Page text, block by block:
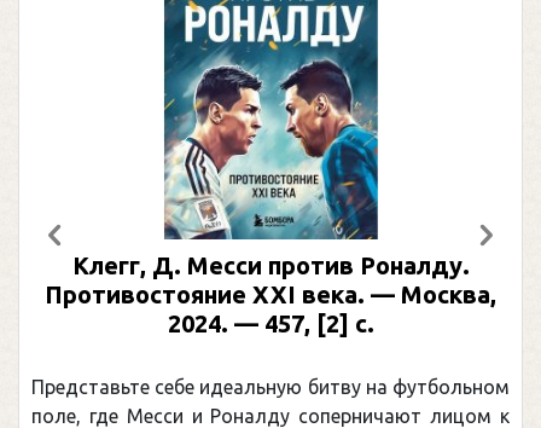
Клегг, Д. Месси против Роналду.
Противостояние XXI века. — Москва,
2024. — 457, [2] с.
Представьте себе идеальную битву на футбольном
поле, где Месси и Роналду соперничают лицом к
Предыдущий